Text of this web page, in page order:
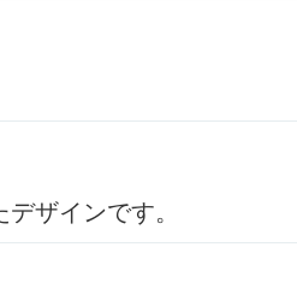
ザインです。